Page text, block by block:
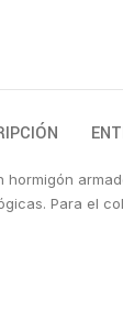
Para el